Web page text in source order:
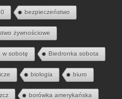
bezpieczeństwo
żywnościowe
w sobotę Biedronka sobota
biologia biuro
borówka amerykańska